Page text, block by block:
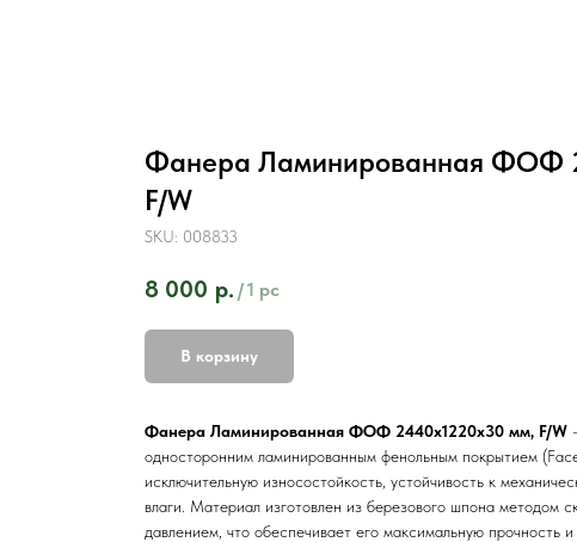
Фанера Ламинированная ФОФ
F/W
SKU: 008833
8 000 р. /1 pc
В корзину
Фанера Ламинированная ФОФ 2440х1220х30 мм, F/W
односторонним ламинированным фенольным покрытием
исключительную износостойкость, устойчивость к
влаги. Материал изготовлен из березового шпона методом
давлением, что обеспечивает его максимальную прочность и